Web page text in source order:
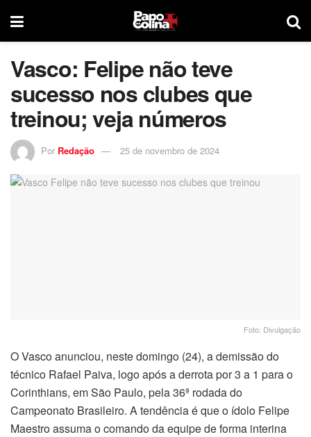
Vasco: Felipe não teve
sucesso nos clubes que
treinou; veja números
Por Redação 25 de novembro de 2024
Foto: Divulgação
O Vasco anunciou, neste domingo (24), a demissão do
técnico Rafael Paiva, logo após a derrota por 3 a 1 para o
Corinthians, em São Paulo, pela 36ª rodada do
Campeonato Brasileiro. A tendência é que o ídolo Felipe
Maestro assuma o comando da equipe de forma interina